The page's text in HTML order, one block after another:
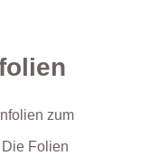
zum
Folien